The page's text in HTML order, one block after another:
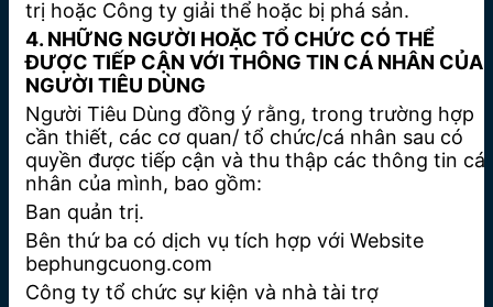
trị hoặc Công ty giải thể hoặc bị phá sản.
4. NHỮNG NGƯỜI HOẶC TỔ CHỨC CÓ THỂ
ĐƯỢC TIẾP CẬN VỚI THÔNG TIN CÁ NHÂN CỦA
NGƯỜI TIÊU DÙNG
Người Tiêu Dùng đồng ý rằng, trong trường hợp
cần thiết, các cơ quan/ tổ chức/cá nhân sau có
quyền được tiếp cận và thu thập các thông tin cá
nhân của mình, bao gồm:
Ban quản trị.
Bên thứ ba có dịch vụ tích hợp với Website
bephungcuong.com
Công ty tổ chức sự kiện và nhà tài trợ